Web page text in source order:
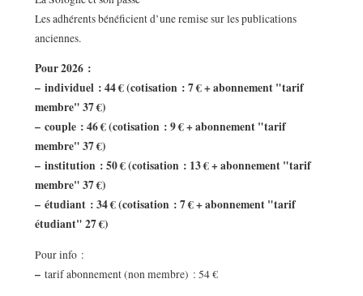
Les adhérents bénéficient d’une remise sur les publications
anciennes.
Pour 2026 :
–individuel : 44 € (cotisation : 7 € + abonnement "tarif
membre" 37 €)
–couple : 46 € (cotisation : 9 € + abonnement "tarif
membre" 37 €)
–institution : 50 € (cotisation : 13 € + abonnement "tarif
membre" 37 €)
–étudiant : 34 € (cotisation : 7 € + abonnement "tarif
étudiant" 27 €)
Pour info :
–tarif abonnement (non membre) : 54 €